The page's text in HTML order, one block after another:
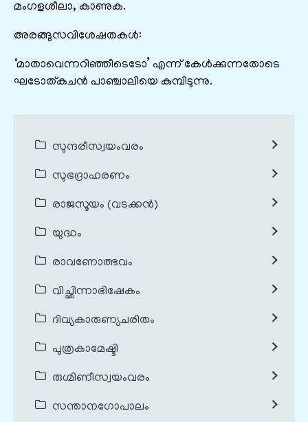
മംഗളശീലാ, കാണുക.‍
അരങ്ങുസവിശേഷതകൾ:
‘മാതാവെന്നറിഞ്ഞീടെടോ’ എന്ന് കേള്‍ക്കുന്നതോടെ
ഘടോത്കചന്‍ പാഞ്ചാലിയെ കുമ്പിടുന്നു.
സുന്ദരീസ്വയംവരം
സുഭദ്രാഹരണം
രാജസൂയം (വടക്കൻ)
യുദ്ധം
രാവണോത്ഭവം
വിച്ഛിന്നാഭിഷേകം
ദിവ്യകാരുണ്യചരിതം
പുത്രകാമേഷ്ടി
രുഗ്മിണീസ്വയംവരം
സന്താനഗോപാലം